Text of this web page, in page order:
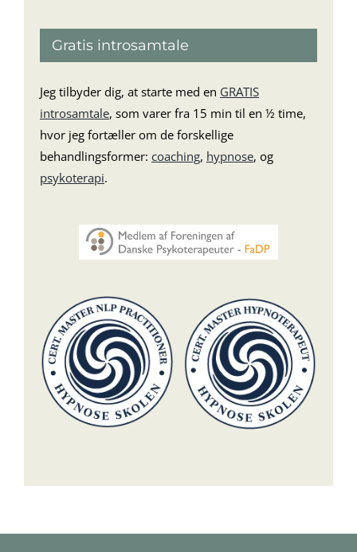
Gratis introsamtale
Jeg tilbyder dig, at starte med en GRATIS
introsamtale, som varer fra 15 min til en ½ time,
hvor jeg fortæller om de forskellige
behandlingsformer: coaching, hypnose, og
psykoterapi.